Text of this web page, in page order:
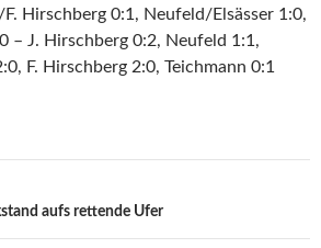
Hirschberg 0:1, Neufeld/Elsässer 1:0,
– J. Hirschberg 0:2, Neufeld 1:1,
F. Hirschberg 2:0, Teichmann 0:1
aufs rettende Ufer